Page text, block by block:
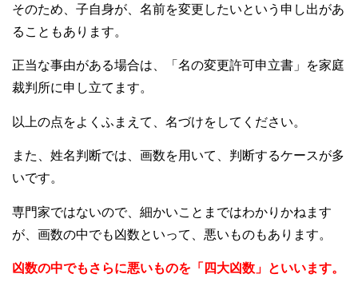
そのため、子自身が、名前を変更したいという申し出があ
ることもあります。
正当な事由がある場合は、「名の変更許可申立書」を家庭
裁判所に申し立てます。
以上の点をよくふまえて、名づけをしてください。
また、姓名判断では、画数を用いて、判断するケースが多
いです。
専門家ではないので、細かいことまではわかりかねます
が、画数の中でも凶数といって、悪いものもあります。
凶数の中でもさらに悪いものを「四大凶数」といいます。